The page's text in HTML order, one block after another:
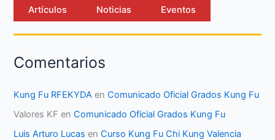
Artículos Noticias Eventos
Comentarios
Kung Fu RFEKYDA enComunicado Oficial Grados Kung Fu
Valores KF enComunicado Oficial Grados Kung Fu
Luis Arturo Lucas enCurso Kung Fu Chi Kung Valencia